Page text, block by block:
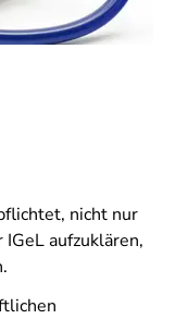
nicht nur
aufzuklären,